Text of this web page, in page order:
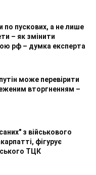
по пускових, а не лише
– як змінити
рф – думка експерта
може перевірити
вторгненням –
з військового
фігурує
ТЦК